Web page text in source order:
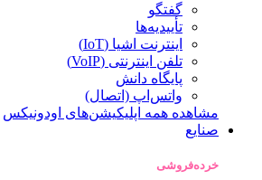
گفتگو
تأییدیه‌ها
اینترنت اشیا (IoT)
تلفن اینترنتی (VoIP)
پایگاه دانش
واتس‌اپ (اتصال)
مشاهده همه اپلیکیشن‌های اودونیکس
صنایع
خرده‌فروشی